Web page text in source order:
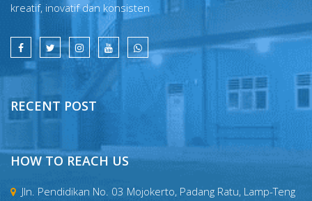
kreatif, inovatif dan konsisten
RECENT POST
HOW TO REACH US
Jln. Pendidikan No. 03 Mojokerto, Padang Ratu, Lamp-Teng